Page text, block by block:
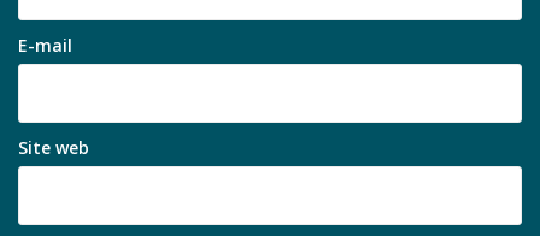
E-mail
Site web